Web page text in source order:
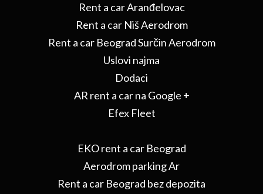
Rent a car Aranđelovac
Rent a car Niš Aerodrom
Rent a car Beograd Surčin Aerodrom
Uslovi najma
Dodaci
AR rent a car na Google +
Efex Fleet
EKO rent a car Beograd
Aerodrom parking Ar
Rent a car Beograd bez depozita